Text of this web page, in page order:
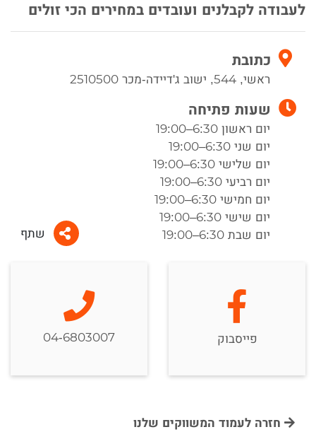
לעבודה לקבלנים ועובדים במחירים הכי זולים
כתובת
ראשי, 544, ישוב ג'דיידה-מכר 2510500
שעות פתיחה
יום ראשון 6:30–19:00
יום שני 6:30–19:00
יום שלישי 6:30–19:00
יום רביעי 6:30–19:00
יום חמישי 6:30–19:00
יום שישי 6:30–19:00
יום שבת 6:30–19:00
שתף
פייסבוק 04-6803007
חזרה לעמוד המשווקים שלנו